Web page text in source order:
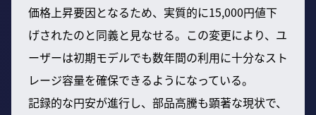
価格上昇要因となるため、実質的に15,000円値下
げされたのと同義と見なせる。この変更により、ユ
ーザーは初期モデルでも数年間の利用に十分なスト
レージ容量を確保できるようになっている。
記録的な円安が進行し、部品高騰も顕著な現状で、